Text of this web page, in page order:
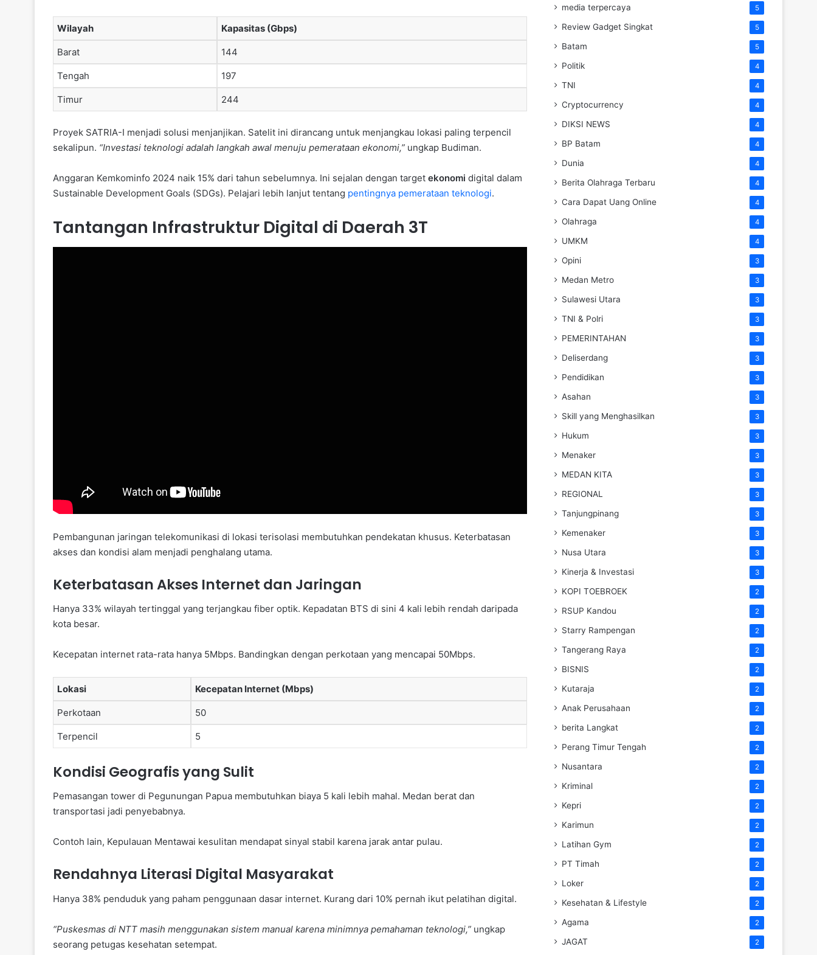
Wilayah Kapasitas (Gbps)
Barat 144
Tengah 197
Timur 244
Proyek SATRIA-I menjadi solusi menjanjikan. Satelit ini dirancang untuk menjangkau lokasi paling terpencil
sekalipun. “Investasi teknologi adalah langkah awal menuju pemerataan ekonomi,” ungkap Budiman.
Anggaran Kemkominfo 2024 naik 15% dari tahun sebelumnya. Ini sejalan dengan target ekonomi digital dalam
Sustainable Development Goals (SDGs). Pelajari lebih lanjut tentang pentingnya pemerataan teknologi.
Tantangan Infrastruktur Digital di Daerah 3T
Pembangunan jaringan telekomunikasi di lokasi terisolasi membutuhkan pendekatan khusus. Keterbatasan
akses dan kondisi alam menjadi penghalang utama.
Keterbatasan Akses Internet dan Jaringan
Hanya 33% wilayah tertinggal yang terjangkau fiber optik. Kepadatan BTS di sini 4 kali lebih rendah daripada
kota besar.
Kecepatan internet rata-rata hanya 5Mbps. Bandingkan dengan perkotaan yang mencapai 50Mbps.
Lokasi Kecepatan Internet (Mbps)
Perkotaan 50
Terpencil 5
Kondisi Geografis yang Sulit
Pemasangan tower di Pegunungan Papua membutuhkan biaya 5 kali lebih mahal. Medan berat dan
transportasi jadi penyebabnya.
Contoh lain, Kepulauan Mentawai kesulitan mendapat sinyal stabil karena jarak antar pulau.
Rendahnya Literasi Digital Masyarakat
Hanya 38% penduduk yang paham penggunaan dasar internet. Kurang dari 10% pernah ikut pelatihan digital.
“Puskesmas di NTT masih menggunakan sistem manual karena minimnya pemahaman teknologi,” ungkap
seorang petugas kesehatan setempat.
media terpercaya 5
Review Gadget Singkat 5
Batam 5
Politik 4
TNI 4
Cryptocurrency 4
DIKSI NEWS 4
BP Batam 4
Dunia 4
Berita Olahraga Terbaru 4
Cara Dapat Uang Online 4
Olahraga 4
UMKM 4
Opini 3
Medan Metro 3
Sulawesi Utara 3
TNI & Polri 3
PEMERINTAHAN 3
Deliserdang 3
Pendidikan 3
Asahan 3
Skill yang Menghasilkan 3
Hukum 3
Menaker 3
MEDAN KITA 3
REGIONAL 3
Tanjungpinang 3
Kemenaker 3
Nusa Utara 3
Kinerja & Investasi 3
KOPI TOEBROEK 2
RSUP Kandou 2
Starry Rampengan 2
Tangerang Raya 2
BISNIS 2
Kutaraja 2
Anak Perusahaan 2
berita Langkat 2
Perang Timur Tengah 2
Nusantara 2
Kriminal 2
Kepri 2
Karimun 2
Latihan Gym 2
PT Timah 2
Loker 2
Kesehatan & Lifestyle 2
Agama 2
JAGAT 2